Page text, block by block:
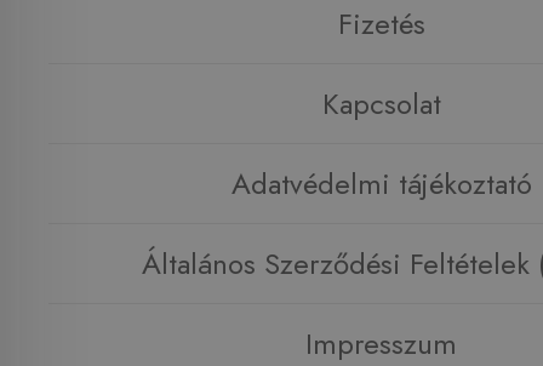
Fizetés
Kapcsolat
Adatvédelmi tájékoztató
Általános Szerződési Feltételek
Impresszum